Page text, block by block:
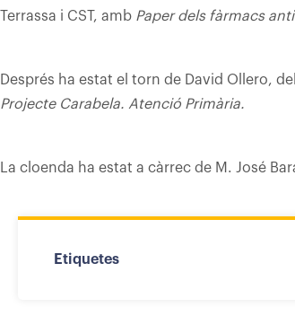
Terrassa i CST, amb Paper dels fàrmacs
Després ha estat el torn de David Ollero,
Projecte Carabela. Atenció Primària.
La cloenda ha estat a càrrec de M. José
Etiquetes